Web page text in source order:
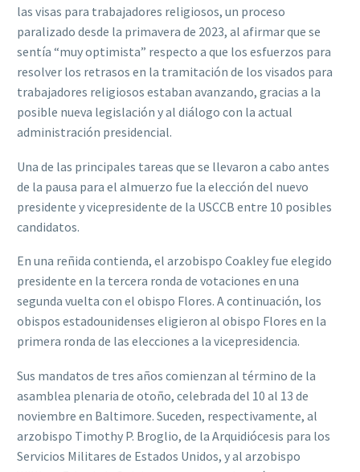
las visas para trabajadores religiosos, un proceso
paralizado desde la primavera de 2023, al afirmar que se
sentía “muy optimista” respecto a que los esfuerzos para
resolver los retrasos en la tramitación de los visados para
trabajadores religiosos estaban avanzando, gracias a la
posible nueva legislación y al diálogo con la actual
administración presidencial.
Una de las principales tareas que se llevaron a cabo antes
de la pausa para el almuerzo fue la elección del nuevo
presidente y vicepresidente de la USCCB entre 10 posibles
candidatos.
En una reñida contienda, el arzobispo Coakley fue elegido
presidente en la tercera ronda de votaciones en una
segunda vuelta con el obispo Flores. A continuación, los
obispos estadounidenses eligieron al obispo Flores en la
primera ronda de las elecciones a la vicepresidencia.
Sus mandatos de tres años comienzan al término de la
asamblea plenaria de otoño, celebrada del 10 al 13 de
noviembre en Baltimore. Suceden, respectivamente, al
arzobispo Timothy P. Broglio, de la Arquidiócesis para los
Servicios Militares de Estados Unidos, y al arzobispo